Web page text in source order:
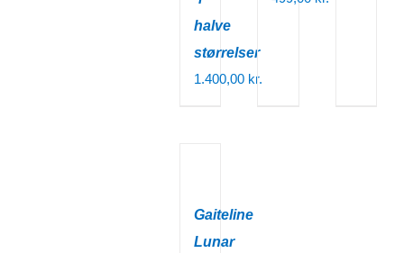
halve
størrelser
1.400,00 kr.
Gaiteline
Lunar